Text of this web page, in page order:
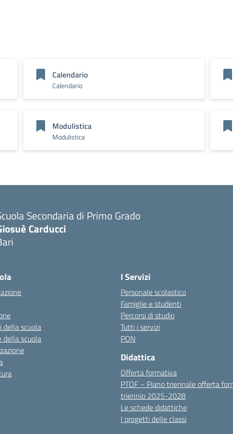
Calendario
Calendario
Modulistica
Modulistica
Secondaria di Primo Grado
Carducci
della scuola
della scuola
I Servizi
Personale scolastico
Famiglie e studenti
Percorsi di studio
Tutti i servizi
PON
Didattica
Offerta formativa
PTOF – Piano triennale offerta
triennio 2025-2028
Le schede didattiche
I progetti delle classi